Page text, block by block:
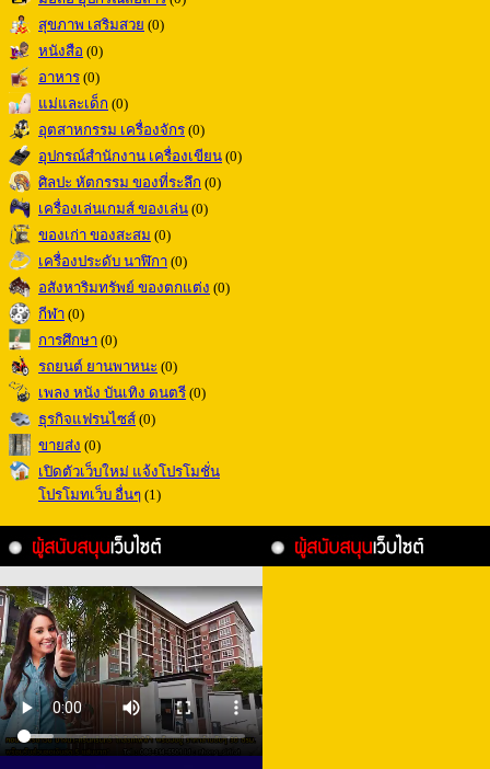
สุขภาพ เสริมสวย (0)
หนังสือ (0)
อาหาร (0)
แม่และเด็ก (0)
อุตสาหกรรม เครื่องจักร (0)
อุปกรณ์สำนักงาน เครื่องเขียน (0)
ศิลปะ หัตกรรม ของที่ระลึก (0)
เครื่องเล่นเกมส์ ของเล่น (0)
ของเก่า ของสะสม (0)
เครื่องประดับ นาฬิกา (0)
อสังหาริมทรัพย์ ของตกแต่ง (0)
กีฬา (0)
การศึกษา (0)
รถยนต์ ยานพาหนะ (0)
เพลง หนัง บันเทิง ดนตรี (0)
ธุรกิจแฟรนไซส์ (0)
ขายส่ง (0)
เปิดตัวเว็บใหม่ แจ้งโปรโมชั่น
โปรโมทเว็บ อื่นๆ (1)